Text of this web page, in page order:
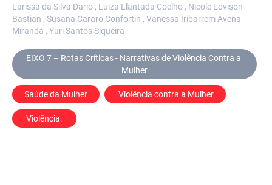
Larissa da Silva Dario , Luiza Llantada Coelho , Nicole Lovison
Bastian , Susana Cararo Confortin , Vanessa Iribarrem Avena
Miranda , Yuri Santos Siqueira
EIXO 7 – Rotas Críticas - Narrativas de Violência Contra a
Mulher
Saúde da Mulher Violência contra a Mulher
Violência.